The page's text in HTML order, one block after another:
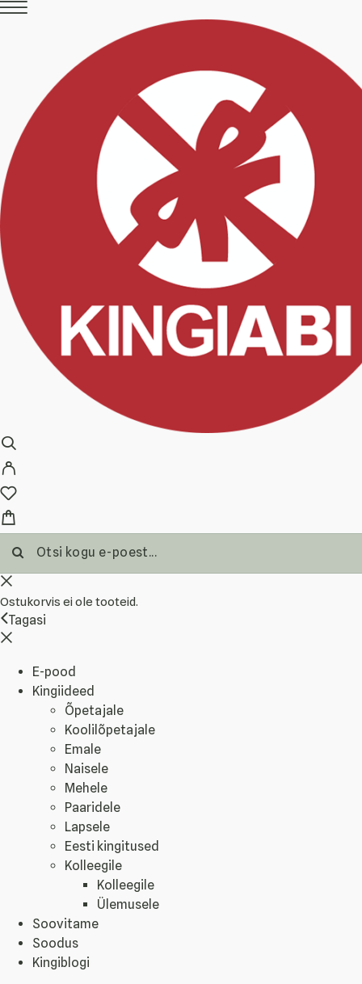
Ostukorvis ei ole tooteid.
Tagasi
E-pood
Kingiideed
Õpetajale
Koolilõpetajale
Emale
Naisele
Mehele
Paaridele
Lapsele
Eesti kingitused
Kolleegile
Kolleegile
Ülemusele
Soovitame
Soodus
Kingiblogi